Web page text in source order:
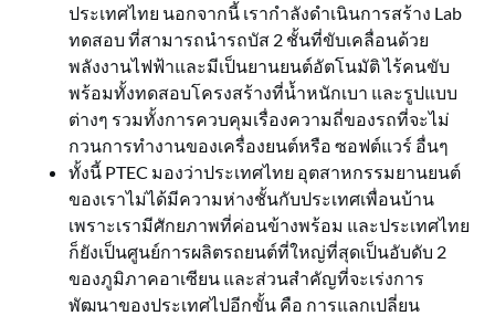
ประเทศไทย นอกจากนี้ เรากำลังดำเนินการสร้าง Lab
ทดสอบ ที่สามารถนำรถบัส 2 ชั้นที่ขับเคลื่อนด้วย
พลังงานไฟฟ้าและมีเป็นยานยนต์อัตโนมัติ ไร้คนขับ
พร้อมทั้งทดสอบโครงสร้างที่น้ำหนักเบา และรูปแบบ
ต่างๆ รวมทั้งการควบคุมเรื่องความถี่ของรถที่จะไม่
กวนการทำงานของเครื่องยนต์หรือ ซอฟต์แวร์ อื่นๆ
ทั้งนี้ PTEC มองว่าประเทศไทย อุตสาหกรรมยานยนต์
ของเราไม่ได้มีความห่างชั้นกับประเทศเพื่อนบ้าน
เพราะเรามีศักยภาพที่ค่อนข้างพร้อม และประเทศไทย
ก็ยังเป็นศูนย์การผลิตรถยนต์ที่ใหญ่ที่สุดเป็นอับดับ 2
ของภูมิภาคอาเซียน และส่วนสำคัญที่จะเร่งการ
พัฒนาของประเทศไปอีกขั้น คือ การแลกเปลี่ยน